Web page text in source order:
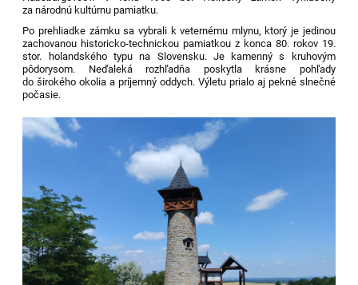
za národnú kultúrnu pamiatku.
Po prehliadke zámku sa vybrali k veternému mlynu, ktorý je jedinou
zachovanou historicko-technickou pamiatkou z konca 80. rokov 19.
stor. holandského typuna Slovensku. Je kamenný s kruhovým
pôdorysom. Neďaleká rozhľadňa poskytla krásne pohľady
do širokého okolia a príjemný oddych. Výletu prialo aj pekné slnečné
počasie.